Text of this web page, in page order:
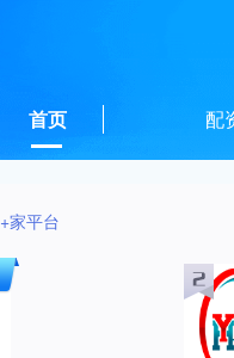
首页 配
+家平台